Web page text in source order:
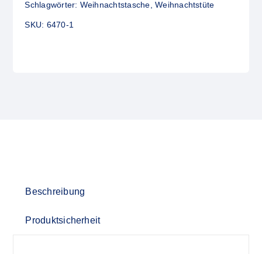
Schlagwörter: Weihnachtstasche ,Weihnachtstüte
SKU: 6470-1
Beschreibung
Produktsicherheit